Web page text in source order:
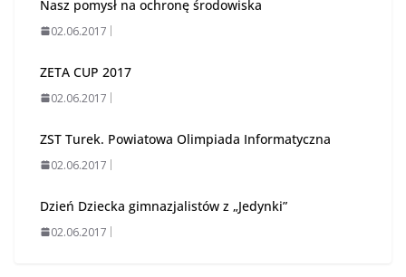
Nasz pomysł na ochronę środowiska
02.06.2017
ZETA CUP 2017
02.06.2017
ZST Turek. Powiatowa Olimpiada Informatyczna
02.06.2017
Dzień Dziecka gimnazjalistów z „Jedynki”
02.06.2017